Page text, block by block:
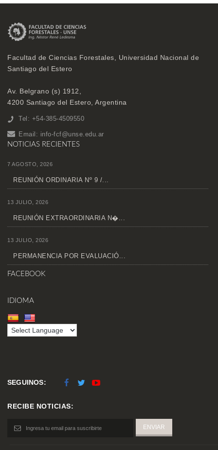
Facultad de Ciencias Forestales, Universidad Nacional de
Santiago del Estero
Av. Belgrano (s) 1912,
4200 Santiago del Estero, Argentina
Tel: +54-385-4509550
Email: info-fcf@unse.edu.ar
NOTICIAS RECIENTES
7 AGOSTO, 2026
REUNIÓN ORDINARIA Nº 9 /...
13 JULIO, 2026
REUNIÓN EXTRAORDINARIA N�...
13 JULIO, 2026
PERMANENCIA POR EVALUACIÓ...
FACEBOOK
IDIOMA
SEGUINOS:
RECIBE NOTICIAS: